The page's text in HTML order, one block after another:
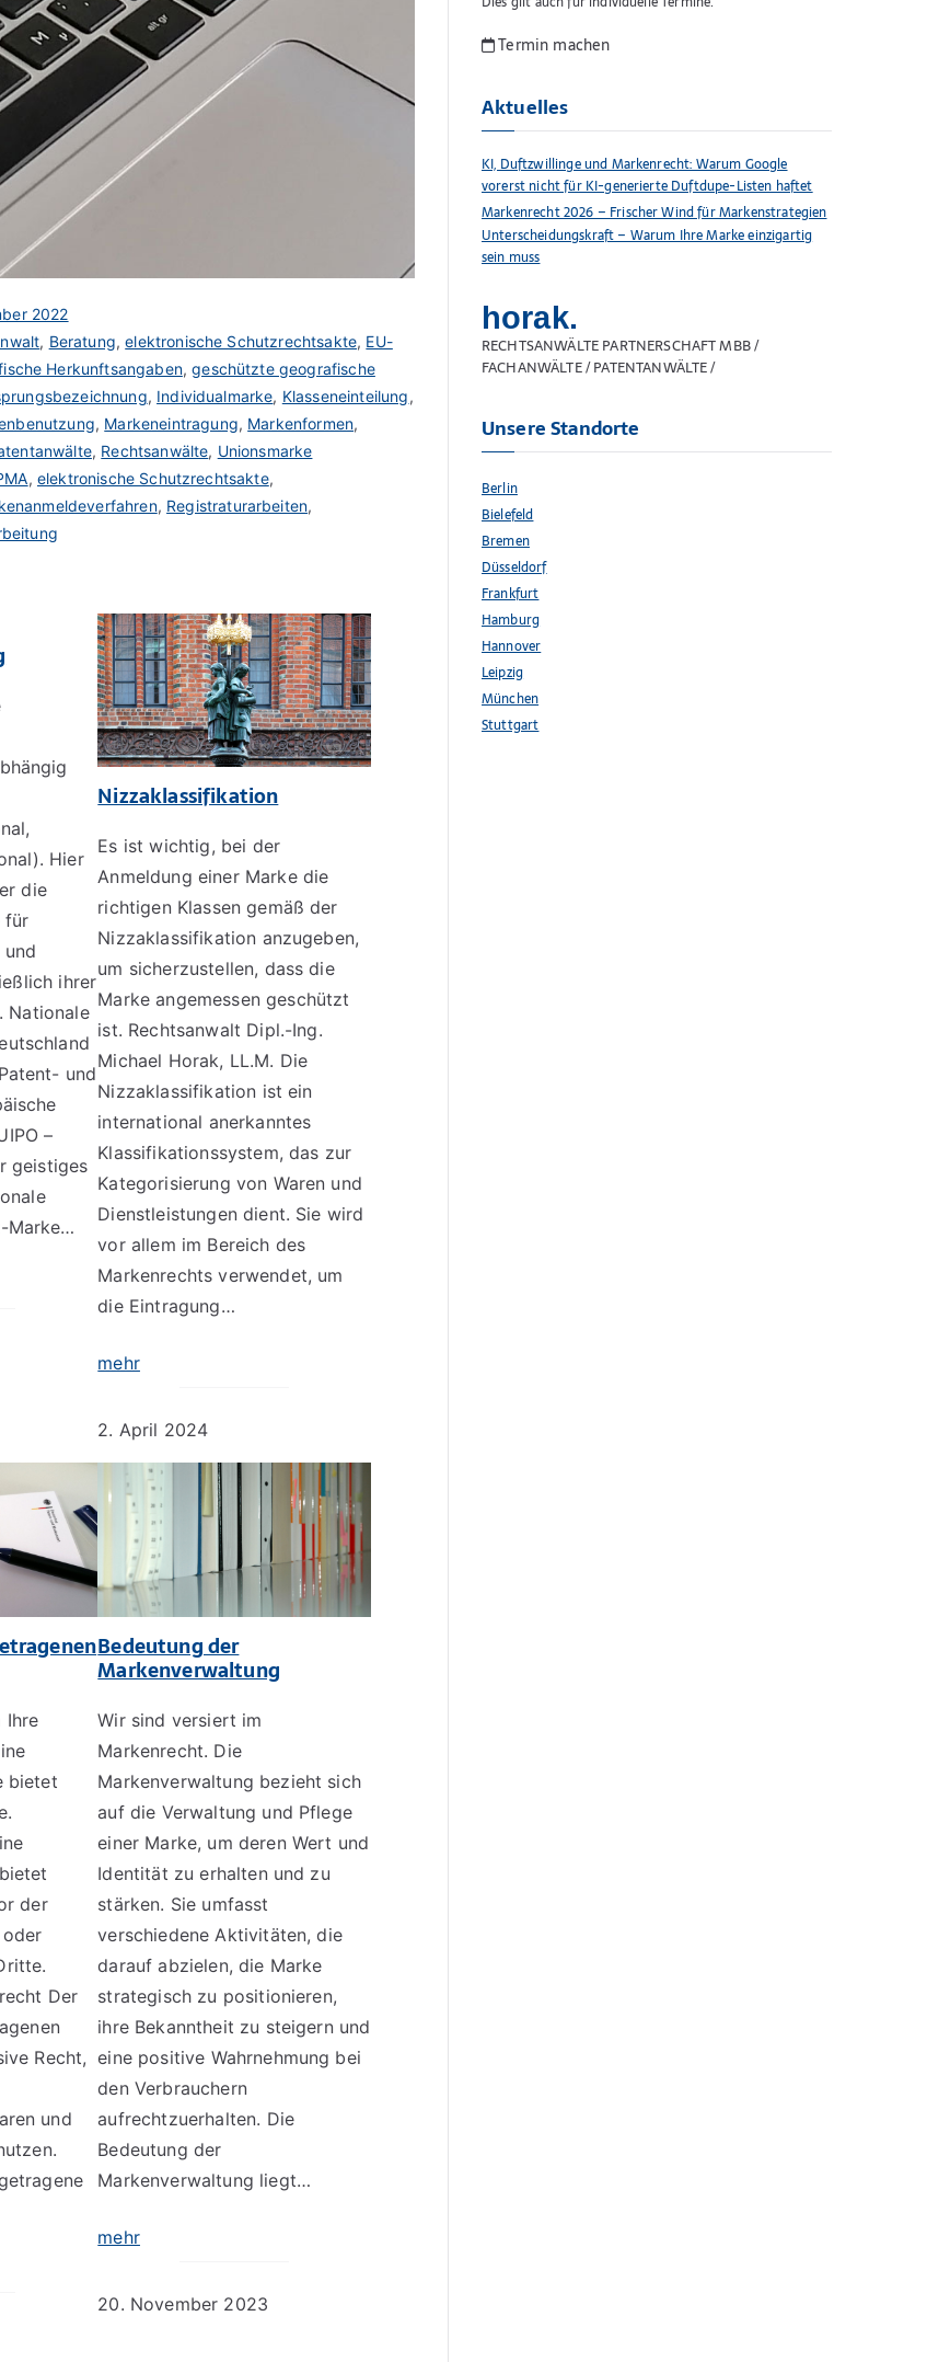
2022
, Beratung,elektronische Schutzrechtsakte, EU-
Herkunftsangaben,geschützte geografische
, Individualmarke, Klasseneinteilung,
, Markeneintragung, Markenformen,
, Rechtsanwälte, Unionsmarke
, elektronische Schutzrechtsakte,
, Registraturarbeiten,
Hier
die
für
und
ihrer
Nationale
und
–
geistiges
Marke…
Nizzaklassifikation
Es ist wichtig, bei der
Anmeldung einer Marke die
richtigen Klassen gemäß der
Nizzaklassifikation anzugeben,
um sicherzustellen, dass die
Marke angemessen geschützt
ist. Rechtsanwalt Dipl.-Ing.
Michael Horak, LL.M. Die
Nizzaklassifikation ist ein
international anerkanntes
Klassifikationssystem, das zur
Kategorisierung von Waren und
Dienstleistungen dient. Sie wird
vor allem im Bereich des
Markenrechts verwendet, um
die Eintragung…
mehr
2. April 2024
Ihre
bietet
der
Der
Recht,
und
Bedeutung der
Markenverwaltung
Wir sind versiert im
Markenrecht. Die
Markenverwaltung bezieht sich
auf die Verwaltung und Pflege
einer Marke, um deren Wert und
Identität zu erhalten und zu
stärken. Sie umfasst
verschiedene Aktivitäten, die
darauf abzielen, die Marke
strategisch zu positionieren,
ihre Bekanntheit zu steigern und
eine positive Wahrnehmung bei
den Verbrauchern
aufrechtzuerhalten. Die
Bedeutung der
Markenverwaltung liegt…
mehr
20. November 2023
Termin machen
Aktuelles
KI, Duftzwillinge und Markenrecht: Warum Google
vorerst nicht für KI-generierte Duftdupe-Listen haftet
Markenrecht 2026 – Frischer Wind für Markenstrategien
Unterscheidungskraft – Warum Ihre Marke einzigartig
sein muss
horak.
RECHTSANWÄLTE PARTNERSCHAFT MBB /
FACHANWÄLTE / PATENTANWÄLTE /
Unsere Standorte
Berlin
Bielefeld
Bremen
Düsseldorf
Frankfurt
Hamburg
Hannover
Leipzig
München
Stuttgart